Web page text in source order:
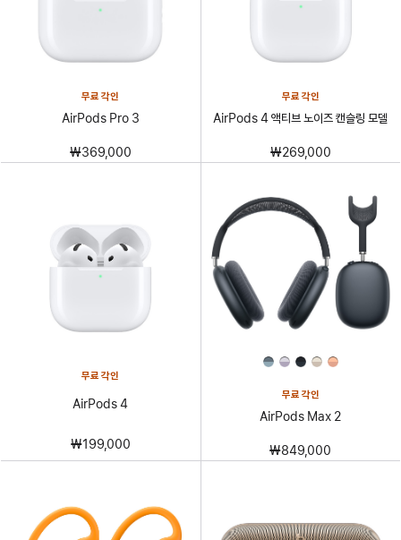
무료 각인
AirPods Pro 3
₩369,000
무료 각인
AirPods 4 액티브 노이즈 캔슬링 모델
₩269,000
무료 각인
AirPods 4
₩199,000
무료 각인
AirPods Max 2
₩849,000